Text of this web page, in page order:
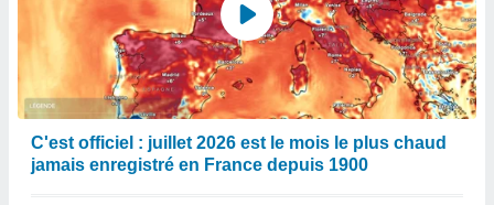
C'est officiel : juillet 2026 est le mois le plus chaud
jamais enregistré en France depuis 1900